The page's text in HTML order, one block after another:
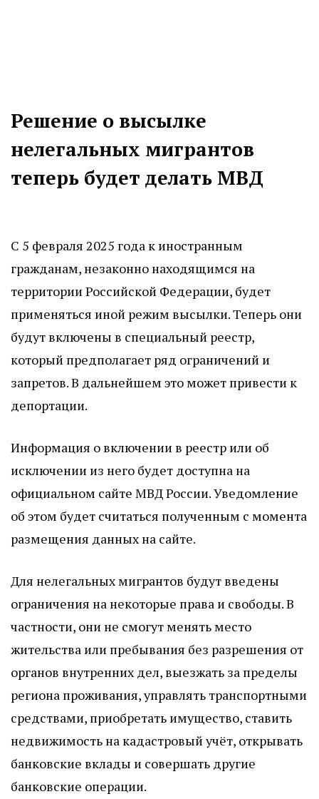
Решение о высылке
нелегальных мигрантов
теперь будет делать МВД
С 5 февраля 2025 года к иностранным
гражданам, незаконно находящимся на
территории Российской Федерации, будет
применяться иной режим высылки. Теперь они
будут включены в специальный реестр,
который предполагает ряд ограничений и
запретов. В дальнейшем это может привести к
депортации.
Информация о включении в реестр или об
исключении из него будет доступна на
официальном сайте МВД России. Уведомление
об этом будет считаться полученным с момента
размещения данных на сайте.
Для нелегальных мигрантов будут введены
ограничения на некоторые права и свободы. В
частности, они не смогут менять место
жительства или пребывания без разрешения от
органов внутренних дел, выезжать за пределы
региона проживания, управлять транспортными
средствами, приобретать имущество, ставить
недвижимость на кадастровый учёт, открывать
банковские вклады и совершать другие
банковские операции.